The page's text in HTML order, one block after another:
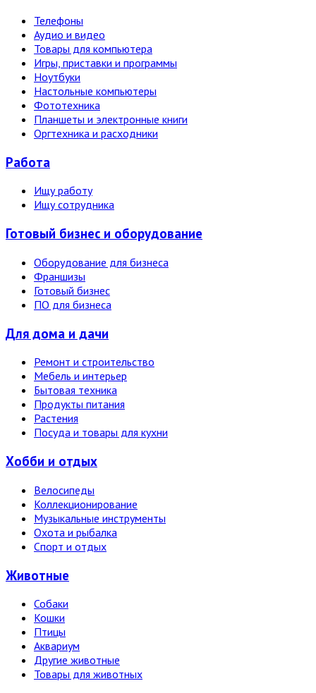
Телефоны
Аудио и видео
Товары для компьютера
Игры, приставки и программы
Ноутбуки
Настольные компьютеры
Фототехника
Планшеты и электронные книги
Оргтехника и расходники
Работа
Ищу работу
Ищу сотрудника
Готовый бизнес и оборудование
Оборудование для бизнеса
Франшизы
Готовый бизнес
ПО для бизнеса
Для дома и дачи
Ремонт и строительство
Мебель и интерьер
Бытовая техника
Продукты питания
Растения
Посуда и товары для кухни
Хобби и отдых
Велосипеды
Коллекционирование
Музыкальные инструменты
Охота и рыбалка
Спорт и отдых
Животные
Собаки
Кошки
Птицы
Аквариум
Другие животные
Товары для животных